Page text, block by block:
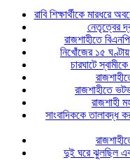
রাবি শিক্ষার্থীকে মারধরে
নেতৃত্বের
রাজশাহীতে
নিখোঁজের ১৫
চারঘাটে
রাজশাহীতে
রাজশাহী
সাংবাদিককে তালাবদ্ধ
দুই ঘরে ঝুলছিল এক